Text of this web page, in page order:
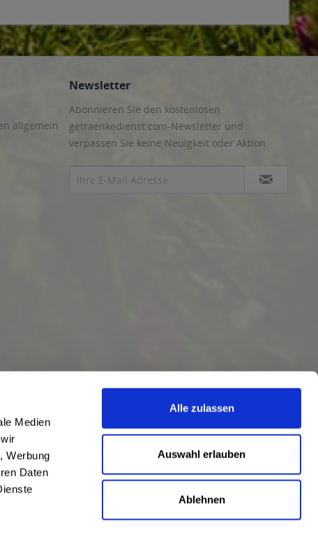
Medien
Werbung
Daten
Alle zulassen
Auswahl erlauben
Ablehnen
allgemein
Newsletter
Abonnieren Sie den kostenlosen
getraenkedienst.com-Newsletter und
verpassen Sie keine Neuigkeit oder Aktion.